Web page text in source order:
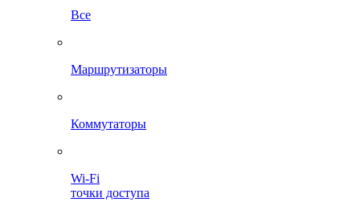
Все
Маршрутизаторы
Коммутаторы
Wi-Fi
точки доступа